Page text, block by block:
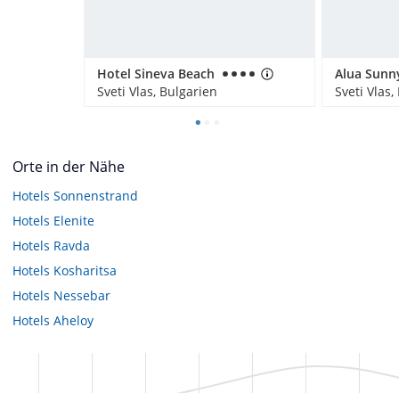
Hotel Sineva Beach
Sveti Vlas, Bulgarien
Sveti
Orte in der Nähe
Hotels Sonnenstrand
Hotels Elenite
Hotels Ravda
Hotels Kosharitsa
Hotels Nessebar
Hotels Aheloy